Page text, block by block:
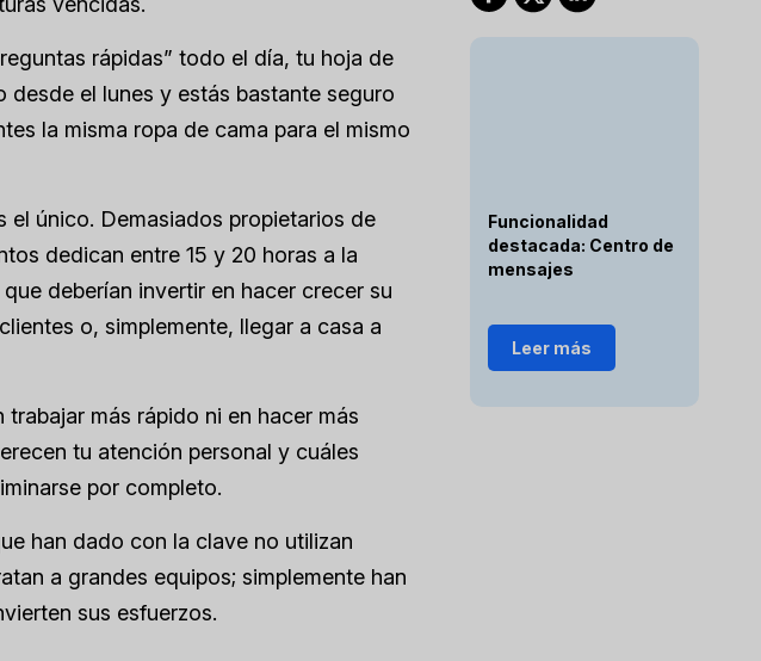
rápidas” todo el día, tu hoja de
el lunes y estás bastante seguro
la misma ropa de cama para el mismo
el único. Demasiados propietarios de
dedican entre 15 y 20 horas a la
deberían invertir en hacer crecer su
o, simplemente, llegar a casa a
más rápido ni en hacer más
tu atención personal y cuáles
por completo.
han dado con la clave no utilizan
a grandes equipos; simplemente han
sus esfuerzos.
Funcionalidad
destacada: Centro de
mensajes
Leer más